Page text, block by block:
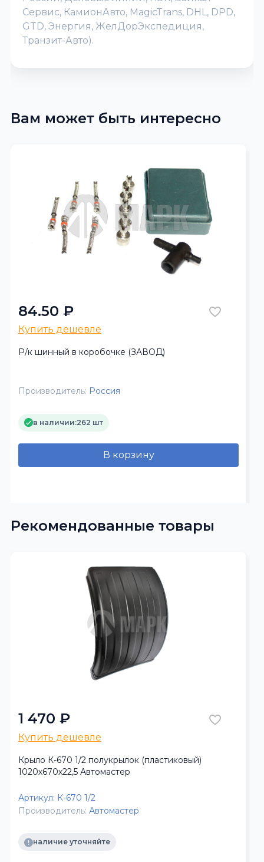
Сервис, КамионАвто, MagicTrans, DHL, DPD,
GTD, Энергия, ЖелДорЭкспедиция,
Транзит-Авто).
Вам может быть интересно
84.50 ₽
Купить дешевле
Р/к шинный в коробочке (ЗАВОД)
Производитель: Россия
в наличии:262 шт
В корзину
Рекомендованные товары
1 470 ₽
Купить дешевле
Крыло К-670 1/2 полукрылок (пластиковый)
1020х670х22,5 Автомастер
Артикул: К-670 1/2
Производитель: Автомастер
наличие уточняйте